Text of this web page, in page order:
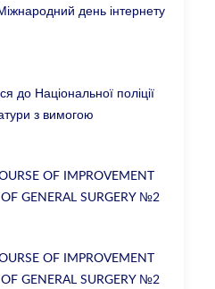
день інтернету
до Національної поліції
з вимогою
OF IMPROVEMENT
GENERAL SURGERY №2
OF IMPROVEMENT
GENERAL SURGERY №2